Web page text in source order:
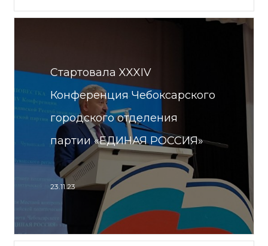
Стартовала XXXIV
Конференция Чебоксарского
городского отделения
партии «ЕДИНАЯ РОССИЯ»
23.11.23